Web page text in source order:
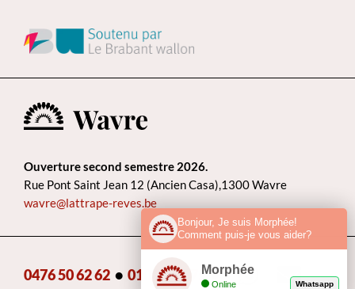
Ouverture second semestre 2026.
Rue Pont Saint Jean 12 (Ancien Casa),1300 Wavre
wavre@lattrape-reves.be
0476 50 62 62 • 010 22 85 75•
Bonjour, Je suis Morphée!
Comment puis-je vous aider?
Morphée
Online Whatsapp